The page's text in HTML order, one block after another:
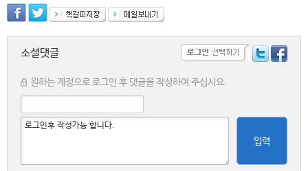
소셜댓글
원하는 계정으로 로그인 후 댓글을 작성하여 주십시요.
입력